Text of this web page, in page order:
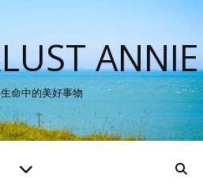
ANNIE
命中的美好事物